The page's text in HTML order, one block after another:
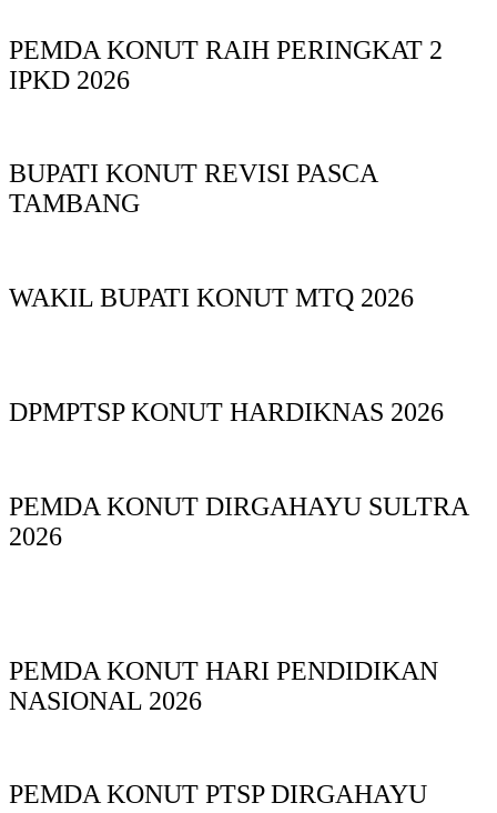
PEMDA KONUT RAIH PERINGKAT 2
IPKD 2026
BUPATI KONUT REVISI PASCA
TAMBANG
WAKIL BUPATI KONUT MTQ 2026
DPMPTSP KONUT HARDIKNAS 2026
PEMDA KONUT DIRGAHAYU SULTRA
2026
PEMDA KONUT HARI PENDIDIKAN
NASIONAL 2026
PEMDA KONUT PTSP DIRGAHAYU